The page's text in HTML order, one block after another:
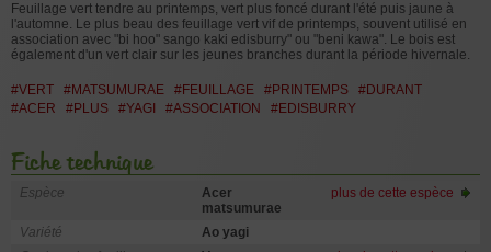
Feuillage vert tendre au printemps, vert plus foncé durant l'été puis jaune à
l'automne. Le plus beau des feuillage vert vif de printemps, souvent utilisé en
association avec "bi hoo" sango kaki edisburry" ou "beni kawa". Le bois est
également d'un vert clair sur les jeunes branches durant la période hivernale.
#VERT #MATSUMURAE #FEUILLAGE #PRINTEMPS
#DURANT
#ACER
#PLUS #YAGI #ASSOCIATION #EDISBURRY
Fiche technique
Espèce
Acer
matsumurae
plus de cette espèce
Variété
Ao yagi